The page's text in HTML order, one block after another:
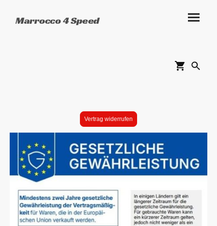
Marrocco 4 Speed
Vertrag widerrufen